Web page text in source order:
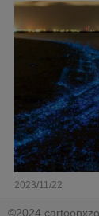
2023/11/22
©2024